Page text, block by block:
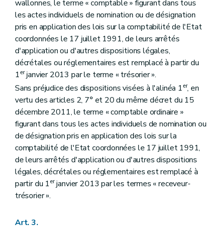
Art. 73
Art. 74
Art. 75
Chapitre 3 Garanties régionales
Art. 76
Art. 77
Art. 78
Art. 79
Art. 80
Art. 81
Art. 82
Art. 83
Art. 84
Art. 85
Art. 86
Art. 87
Art. 88
Art. 89
Art. 90
Chapitre 4 Octroi d'avances
Art. 91
Art. 93
Chapitre 5
wallonnes, le terme « comptable » figurant dans tous
les actes individuels de nomination ou de désignation
pris en application des lois sur la comptabilité de l'Etat
coordonnées le 17 juillet 1991, de leurs arrêtés
d'application ou d'autres dispositions légales,
décrétales ou réglementaires est remplacé à partir du
1erjanvier 2013 par le terme « trésorier ».
Sans préjudice des dispositions visées à l'alinéa 1er, en
vertu des articles 2, 7° et 20 du même décret du 15
décembre 2011, le terme « comptable ordinaire »
figurant dans tous les actes individuels de nomination ou
de désignation pris en application des lois sur la
comptabilité de l'Etat coordonnées le 17 juillet 1991,
de leurs arrêtés d'application ou d'autres dispositions
légales, décrétales ou réglementaires est remplacé à
partir du 1erjanvier 2013 par les termes « receveur-
trésorier ».
Art. 3.